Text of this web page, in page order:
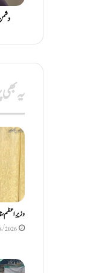
یہ
وزیرِاعظم،
2026